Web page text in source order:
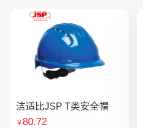
洁适比JSP T类安全帽
￥80.72